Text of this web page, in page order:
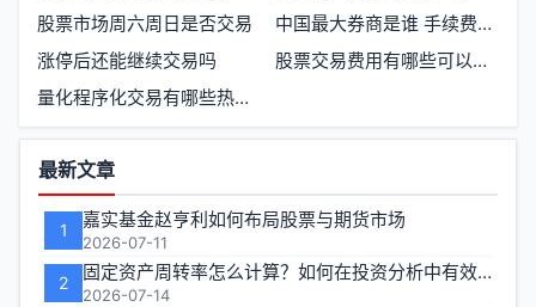
股票市场周六周日是否交易
中国最大券商是谁 手续费如何申请减免
涨停后还能继续交易吗
股票交易费用有哪些可以免除吗
量化程序化交易有哪些热点争议
功
能
区
最新文章
1 嘉实基金赵亨利如何布局股票与期货市场
2026-07-11
2 固定资产周转率怎么计算？如何在投资分析中有效运用？
2026-07-14